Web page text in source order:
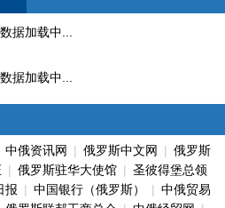
数据加载中...
数据加载中...
中俄资讯网 | 俄罗斯中文网 | 俄罗斯
| 俄罗斯驻华大使馆 | 圣彼得堡总领
报 | 中国银行（俄罗斯） | 中俄贸易